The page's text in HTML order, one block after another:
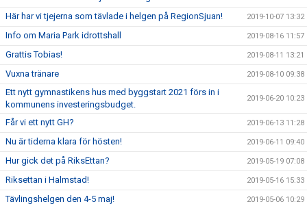
Här har vi tjejerna som tävlade i helgen på RegionSjuan! 2019-10-07 13:32
Info om Maria Park idrottshall 2019-08-16 11:57
Grattis Tobias! 2019-08-11 13:21
Vuxna tränare 2019-08-10 09:38
Ett nytt gymnastikens hus med byggstart 2021 förs in i
kommunens investeringsbudget.
2019-06-20 10:23
Får vi ett nytt GH? 2019-06-13 11:28
Nu är tiderna klara för hösten! 2019-06-11 09:40
Hur gick det på RiksEttan? 2019-05-19 07:08
Riksettan i Halmstad! 2019-05-16 15:33
Tävlingshelgen den 4-5 maj! 2019-05-06 10:29